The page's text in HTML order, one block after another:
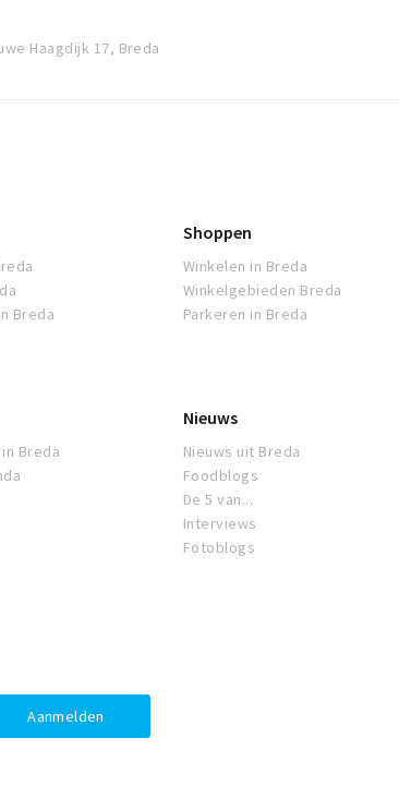
Haagdijk 17, Breda
Breda
Shoppen
Winkelen in Breda
Winkelgebieden Breda
Parkeren in Breda
Breda
Nieuws
Nieuws uit Breda
Foodblogs
De 5 van...
Interviews
Fotoblogs